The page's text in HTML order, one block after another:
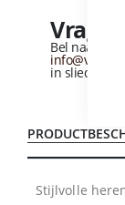
Bel naar
in sliedrecht
Stijlvolle